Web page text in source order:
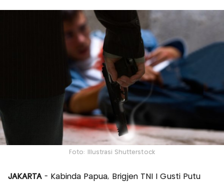
Foto: Illustrasi Shutterstock
JAKARTA - Kabinda Papua, Brigjen TNI I Gusti Putu